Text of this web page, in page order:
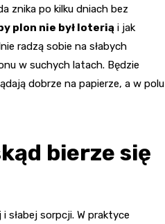
znika po kilku dniach bez
plon nie był loterią i jak
radzą sobie na słabych
w suchych latach. Będzie
dobrze na papierze, a w polu
bierze się
słabej sorpcji. W praktyce